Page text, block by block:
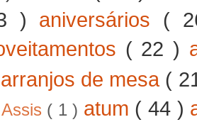
) aniversários (
( 22 )
arranjos de mesa (
Assis ( 1 ) atum ( 44 )